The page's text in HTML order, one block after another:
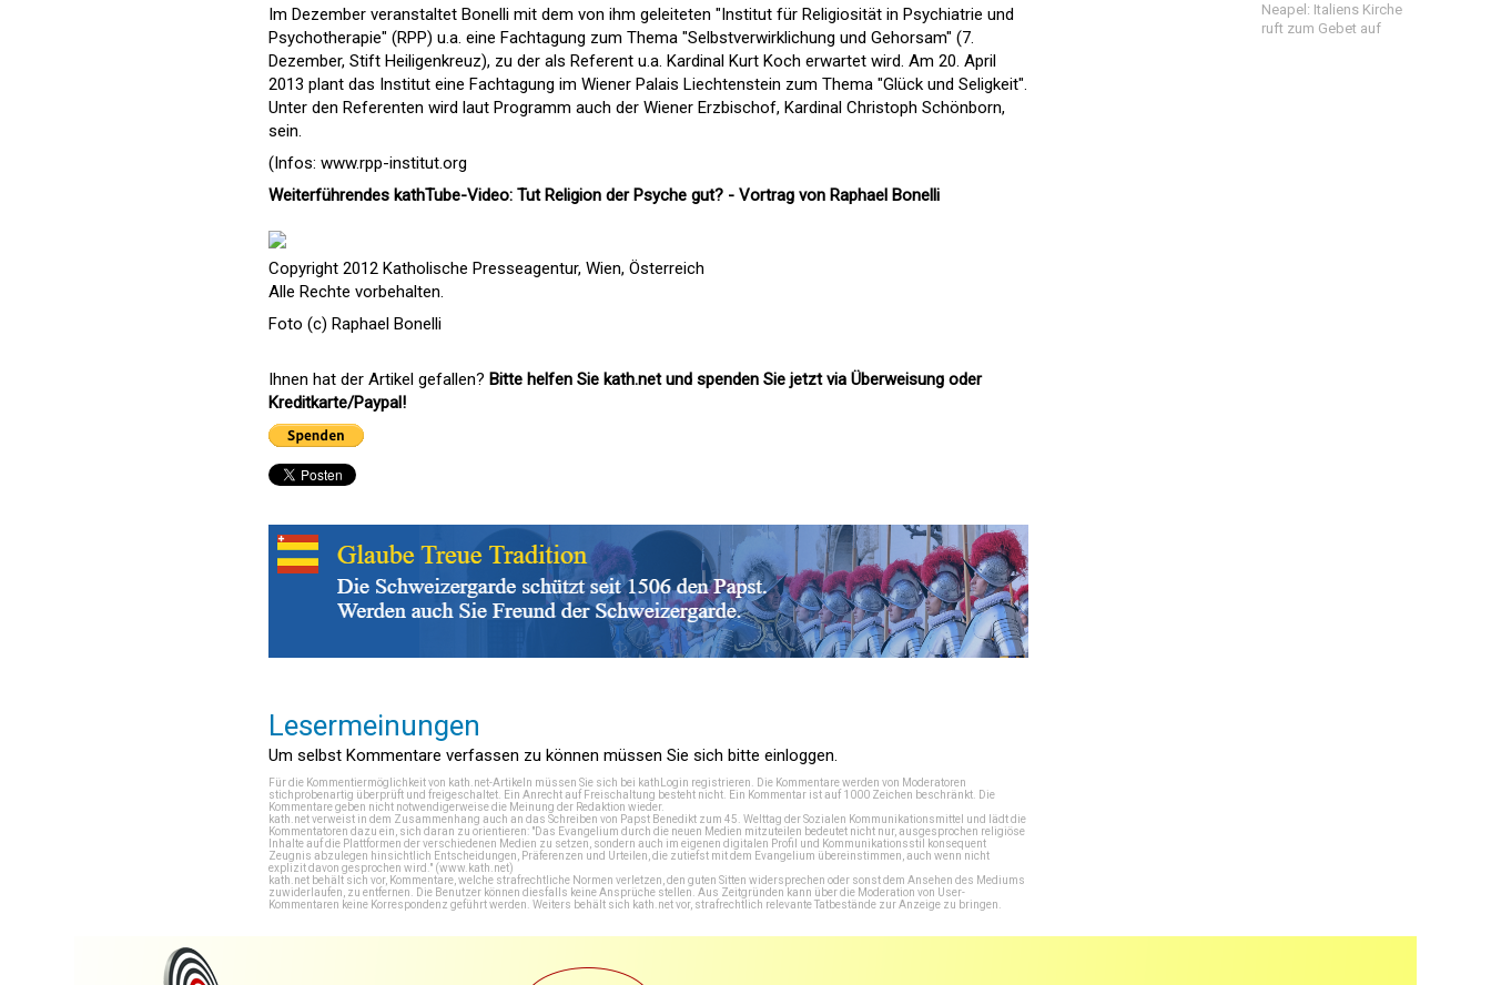
Im Dezember veranstaltet Bonelli mit dem von ihm geleiteten "Institut für Religiosität in Psychiatrie und
Psychotherapie" (RPP) u.a. eine Fachtagung zum Thema "Selbstverwirklichung und Gehorsam" (7.
Dezember, Stift Heiligenkreuz), zu der als Referent u.a. Kardinal Kurt Koch erwartet wird. Am 20. April
2013 plant das Institut eine Fachtagung im Wiener Palais Liechtenstein zum Thema "Glück und Seligkeit".
Unter den Referenten wird laut Programm auch der Wiener Erzbischof, Kardinal Christoph Schönborn,
sein.
(Infos: www.rpp-institut.org
Weiterführendes kathTube-Video: Tut Religion der Psyche gut? - Vortrag von Raphael Bonelli
Copyright 2012 Katholische Presseagentur, Wien, Österreich
Alle Rechte vorbehalten.
Foto (c) Raphael Bonelli
Ihnen hat der Artikel gefallen? Bitte helfen Sie kath.net und spenden Sie jetzt via Überweisung oder
Kreditkarte/Paypal!
Lesermeinungen
Um selbst Kommentare verfassen zu können müssen Sie sich bitte einloggen.
Für die Kommentiermöglichkeit von kath.net-Artikeln müssen Sie sich bei kathLogin registrieren . Die Kommentare werden von Moderatoren
stichprobenartig überprüft und freigeschaltet. Ein Anrecht auf Freischaltung besteht nicht. Ein Kommentar ist auf 1000 Zeichen beschränkt. Die
Kommentare geben nicht notwendigerweise die Meinung der Redaktion wieder.
kath.net verweist in dem Zusammenhang auch an das Schreiben von Papst Benedikt zum 45. Welttag der Sozialen Kommunikationsmittel und lädt die
Kommentatoren dazu ein, sich daran zu orientieren: "Das Evangelium durch die neuen Medien mitzuteilen bedeutet nicht nur, ausgesprochen religiöse
Inhalte auf die Plattformen der verschiedenen Medien zu setzen, sondern auch im eigenen digitalen Profil und Kommunikationsstil konsequent
Zeugnis abzulegen hinsichtlich Entscheidungen, Präferenzen und Urteilen, die zutiefst mit dem Evangelium übereinstimmen, auch wenn nicht
explizit davon gesprochen wird." (www.kath.net)
kath.net behält sich vor, Kommentare, welche strafrechtliche Normen verletzen, den guten Sitten widersprechen oder sonst dem Ansehen des Mediums
zuwiderlaufen, zu entfernen. Die Benutzer können diesfalls keine Ansprüche stellen. Aus Zeitgründen kann über die Moderation von User-
Kommentaren keine Korrespondenz geführt werden. Weiters behält sich kath.net vor, strafrechtlich relevante Tatbestände zur Anzeige zu bringen.
Neapel: Italiens Kirche
ruft zum Gebet auf